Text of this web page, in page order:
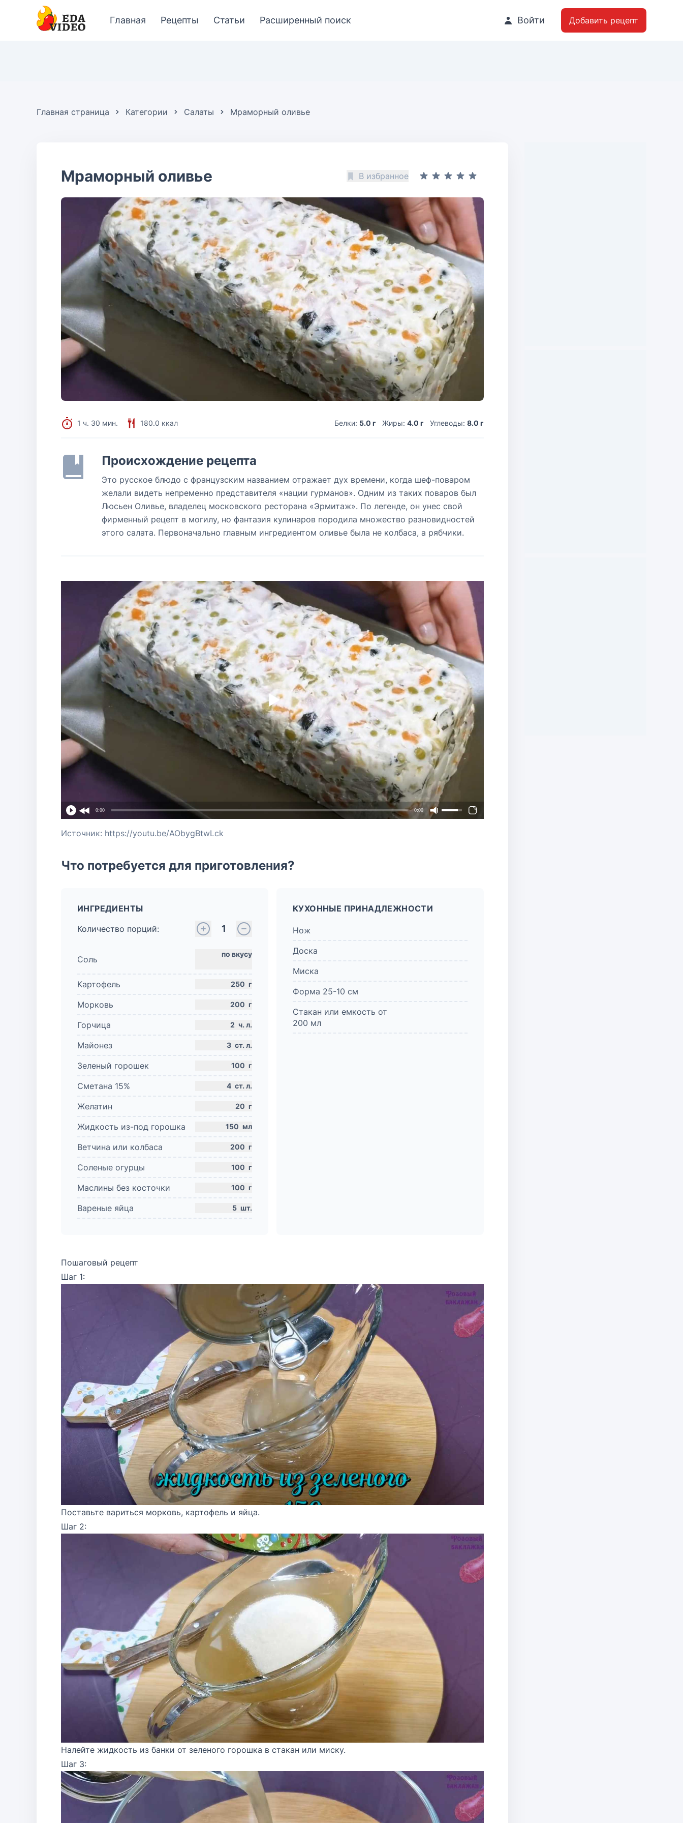
Главная Рецепты Статьи Расширенный поиск Войти Добавить рецепт
Главная страница Категории Салаты Мраморный оливье
Мраморный оливье В избранное
1 ч. 30 мин. 180.0 ккал Белки: 5.0 г Жиры: 4.0 г Углеводы: 8.0 г
Происхождение рецепта
Это русское блюдо с французским названием отражает дух времени, когда шеф-поваром
желали видеть непременно представителя «нации гурманов». Одним из таких поваров был
Люсьен Оливье, владелец московского ресторана «Эрмитаж». По легенде, он унес свой
фирменный рецепт в могилу, но фантазия кулинаров породила множество разновидностей
этого салата. Первоначально главным ингредиентом оливье была не колбаса, а рябчики.
0:00 0:00
Источник: https://youtu.be/AObygBtwLck
Что потребуется для приготовления?
ИНГРЕДИЕНТЫ
Количество порций:
1
Соль
Картофель 250 г
Морковь 200 г
Горчица 2 ч. л.
Майонез 3 ст. л.
Зеленый горошек 100 г
Сметана 15% 4 ст. л.
Желатин 20 г
Жидкость из-под горошка 150 мл
Ветчина или колбаса 200 г
Соленые огурцы 100 г
Маслины без косточки 100 г
Вареные яйца 5 шт.
КУХОННЫЕ ПРИНАДЛЕЖНОСТИ
Нож
Доска
Миска
Форма 25-10 см
Стакан или емкость от
200 мл
Пошаговый рецепт
Шаг 1:
Поставьте вариться морковь, картофель и яйца.
Шаг 2:
Налейте жидкость из банки от зеленого горошка в стакан или миску.
Шаг 3: